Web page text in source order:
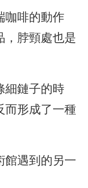
咖啡的動作
脖頸處也是
細鏈子的時
而形成了一種
館遇到的另一